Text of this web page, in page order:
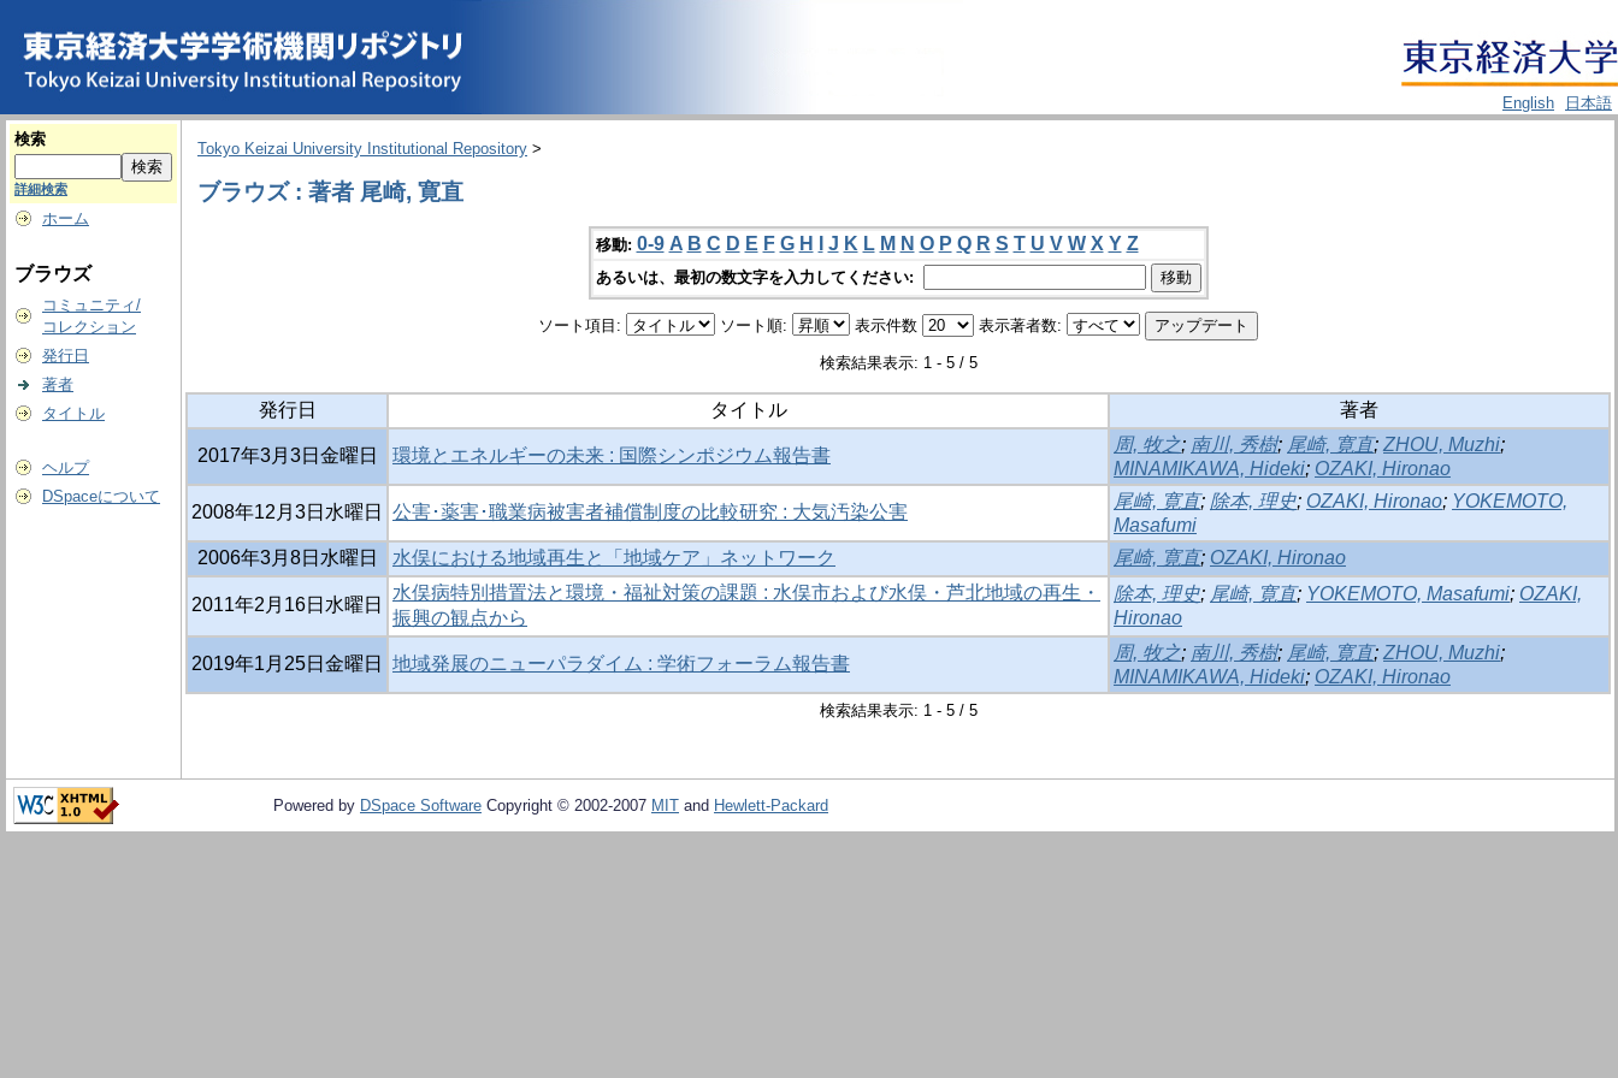
English
日本語
検索
詳細検索
ホーム
ブラウズ
コミュニティ/
コレクション
発行日
著者
タイトル
ヘルプ
DSpaceについて
Tokyo Keizai University Institutional Repository >
ブラウズ : 著者 尾崎, 寛直
移動: 0-9 A B C D E F G H J K L M N O P Q R S T U V W X Y Z
あるいは、最初の数文字を入力してください:
ソート項目: ソート順: 表示件数 表示著者数:
検索結果表示: 1 - 5 / 5
発行日 タイトル 著者
2017年3月3日金曜日 環境とエネルギーの未来 : 国際シンポジウム報告書
周, 牧之; 南川, 秀樹; 尾崎, 寛直; ZHOU, Muzhi;
MINAMIKAWA, Hideki; OZAKI, Hironao
2008年12月3日水曜日 公害･薬害･職業病被害者補償制度の比較研究 : 大気汚染公害
尾崎, 寛直; 除本, 理史; OZAKI, Hironao; YOKEMOTO,
Masafumi
2006年3月8日水曜日
水俣における地域再生と「地域ケア」ネットワーク 尾崎, 寛直; OZAKI, Hironao
2011年2月16日水曜日
水俣病特別措置法と環境・福祉対策の課題 : 水俣市および水俣・芦北地域の再生・
振興の観点から
除本, 理史; 尾崎, 寛直; YOKEMOTO, Masafumi; OZAKI,
Hironao
2019年1月25日金曜日 地域発展のニューパラダイム : 学術フォーラム報告書
周, 牧之; 南川, 秀樹; 尾崎, 寛直; ZHOU, Muzhi;
MINAMIKAWA, Hideki; OZAKI, Hironao
検索結果表示: 1 - 5 / 5
Powered by DSpace Software Copyright © 2002-2007 MIT and Hewlett-Packard